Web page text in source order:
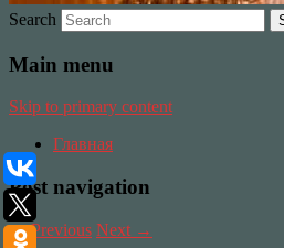
Search
Main menu
Skip to primary content
Главная
Post navigation
←Previous Next →